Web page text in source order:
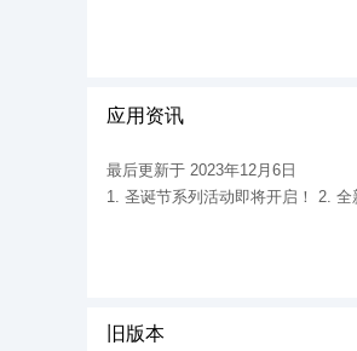
应用资讯
最后更新于 2023年12月6日
1. 圣诞节系列活动即将开启！ 2. 全
旧版本